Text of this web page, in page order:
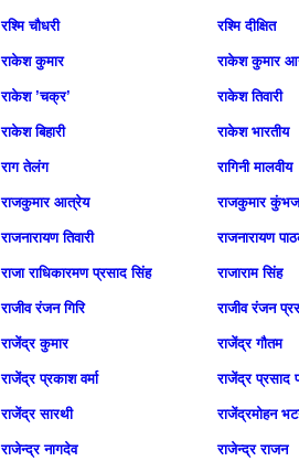
रश्मि चौधरी रश्मि दीक्षित
राकेश कुमार राकेश कुमार
राकेश ’चक्र’ राकेश तिवारी
राकेश बिहारी राकेश भारतीय
राग तेलंग रागिनी मालवीय
राजकुमार आत्रेय राजकुमार कुंभज
राजनारायण तिवारी राजनारायण
राजा राधिकारमण प्रसाद सिंह राजाराम सिंह
राजीव रंजन गिरि राजीव रंजन
राजेंद्र कुमार राजेंद्र गौतम
राजेंद्र प्रकाश वर्मा राजेंद्र प्रसाद
राजेंद्र सारथी राजेंद्रमोहन
राजेन्द्र नागदेव राजेन्द्र राजन